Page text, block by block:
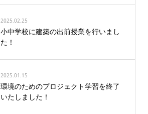
2025.02.25
小中学校に建築の出前授業を行いまし
た！
2025.01.15
環境のためのプロジェクト学習を終了
いたしました！